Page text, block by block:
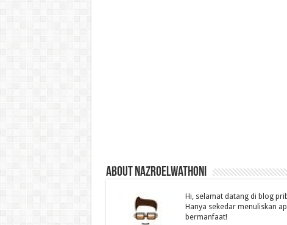
About nazroelwathoni
Hi, selamat datang di blog
Hanya sekedar menuliskan
bermanfaat!